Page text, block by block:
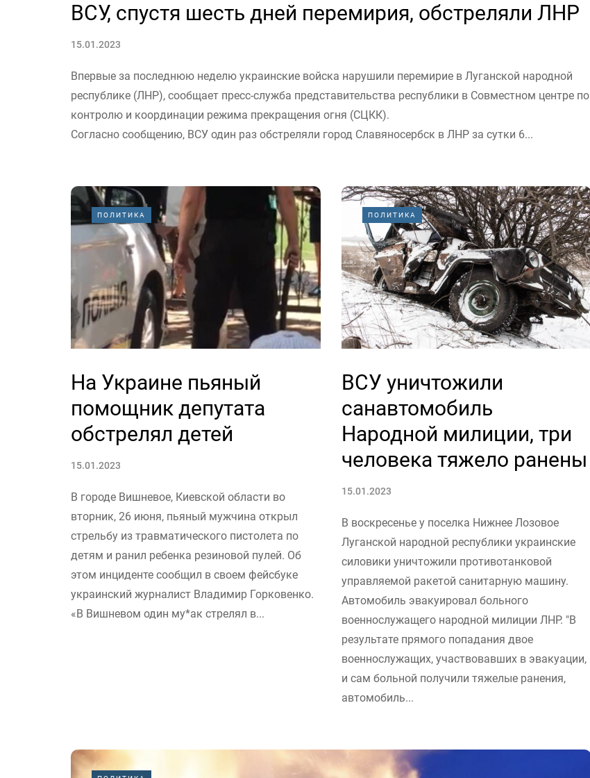
ВСУ, спустя шесть дней перемирия, обстреляли ЛНР
15.01.2023
Впервые за последнюю неделю украинские войска нарушили перемирие в Луганской народной
республике (ЛНР), сообщает пресс-служба представительства республики в Совместном центре по
контролю и координации режима прекращения огня (СЦКК).
Согласно сообщению, ВСУ один раз обстреляли город Славяносербск в ЛНР за сутки 6...
ПОЛИТИКА
На Украине пьяный
помощник депутата
обстрелял детей
15.01.2023
В городе Вишневое, Киевской области во
вторник, 26 июня, пьяный мужчина открыл
стрельбу из травматического пистолета по
детям и ранил ребенка резиновой пулей. Об
этом инциденте сообщил в своем фейсбуке
украинский журналист Владимир Горковенко.
«В Вишневом один му*ак стрелял в...
ПОЛИТИКА
ВСУ уничтожили
санавтомобиль
Народной милиции, три
человека тяжело ранены
15.01.2023
В воскресенье у поселка Нижнее Лозовое
Луганской народной республики украинские
силовики уничтожили противотанковой
управляемой ракетой санитарную машину.
Автомобиль эвакуировал больного
военнослужащего народной милиции ЛНР. "В
результате прямого попадания двое
военнослужащих, участвовавших в эвакуации,
и сам больной получили тяжелые ранения,
автомобиль...